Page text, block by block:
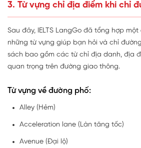
3. Từ vựng chỉ địa điểm khi chỉ
Sau đây, IELTS LangGo đã tổng hợp
những từ vựng giúp bạn hỏi và chỉ
sách bao gồm các từ chỉ địa danh, địa
quan trọng trên đường giao thông.
Từ vựng về đường phố:
Alley (Hẻm)
Acceleration lane (Làn tăng tốc)
Avenue (Đại lộ)